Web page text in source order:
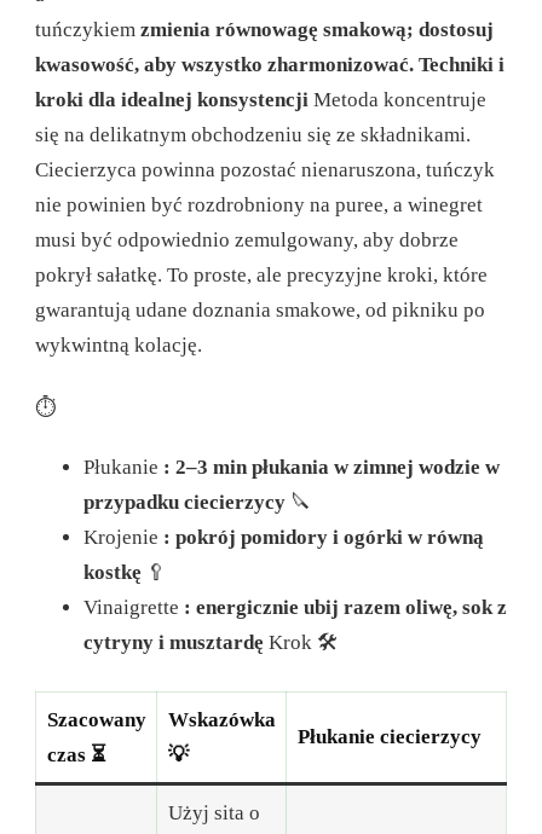
tuńczykiem zmienia równowagę smakową; dostosuj
kwasowość, aby wszystko zharmonizować. Techniki i
kroki dla idealnej konsystencji Metoda koncentruje
się na delikatnym obchodzeniu się ze składnikami.
Ciecierzyca powinna pozostać nienaruszona, tuńczyk
nie powinien być rozdrobniony na puree, a winegret
musi być odpowiednio zemulgowany, aby dobrze
pokrył sałatkę. To proste, ale precyzyjne kroki, które
gwarantują udane doznania smakowe, od pikniku po
wykwintną kolację.
⏱️
Płukanie : 2–3 min płukania w zimnej wodzie w
przypadku ciecierzycy 🔪
Krojenie : pokrój pomidory i ogórki w równą
kostkę 🥄
Vinaigrette : energicznie ubij razem oliwę, sok z
cytryny i musztardę Krok 🛠️
Szacowany
czas ⏳
Wskazówka
💡
Płukanie ciecierzycy
Użyj sita o